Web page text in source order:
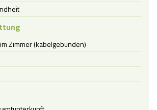
Zimmer (kabelgebunden)